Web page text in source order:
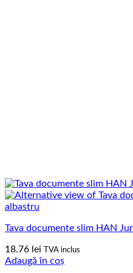
Tava documente slim HAN
18.76 lei TVA inclus
Adaugă în coș